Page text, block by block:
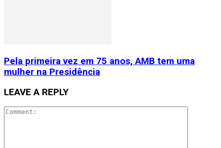
Pela primeira vez em 75 anos, AMB tem uma
mulher na Presidência
LEAVE A REPLY